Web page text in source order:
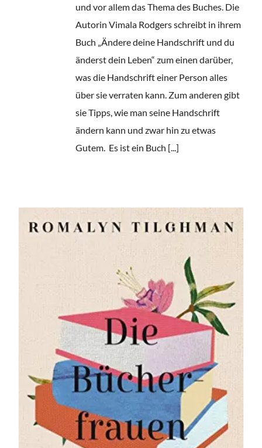
und vor allem das Thema des Buches. Die
Autorin Vimala Rodgers schreibt in ihrem
Buch „Ändere deine Handschrift und du
änderst dein Leben“ zum einen darüber,
was die Handschrift einer Person alles
über sie verraten kann. Zum anderen gibt
sie Tipps, wie man seine Handschrift
ändern kann und zwar hin zu etwas
Gutem. Es ist ein Buch [...]